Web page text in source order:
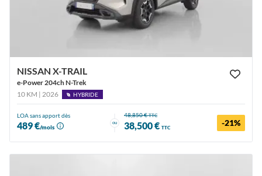
NISSAN X-TRAIL
e-Power 204ch N-Trek
10 KM | 2026
HYBRIDE
LOA sans apport dès
489 €/mois
ou
48,850 €TTC
38,500 € TTC -21%